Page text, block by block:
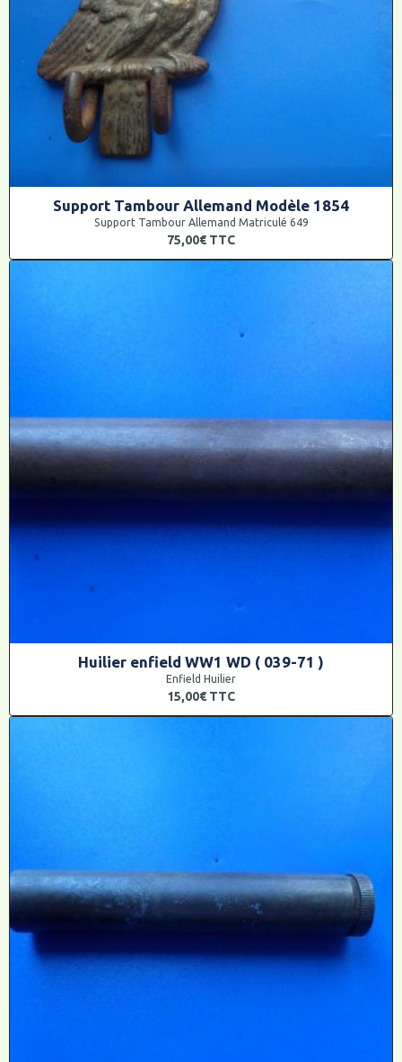
Support Tambour Allemand Modèle 1854
Support Tambour Allemand Matriculé 649
75,00€ TTC
Huilier enfield WW1 WD ( 039-71 )
Enfield Huilier
15,00€ TTC